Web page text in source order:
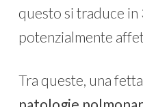
questo si traduce
potenzialmente
Tra queste, una